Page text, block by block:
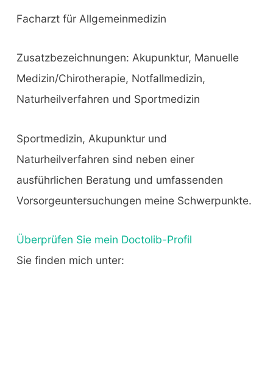
Facharzt für Allgemeinmedizin
Zusatzbezeichnungen: Akupunktur, Manuelle
Medizin/Chirotherapie, Notfallmedizin,
Naturheilverfahren und Sportmedizin
Sportmedizin, Akupunktur und
Naturheilverfahren sind neben einer
ausführlichen Beratung und umfassenden
Vorsorgeuntersuchungen meine Schwerpunkte.
Überprüfen Sie mein Doctolib-Profil
Sie finden mich unter: